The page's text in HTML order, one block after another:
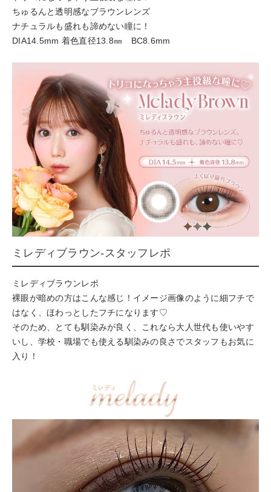
ちゅるんと透明感なブラウンレンズ
ナチュラルも盛れも諦めない瞳に！
DIA14.5mm 着色直径13.8㎜ BC8.6mm
ミレディブラウン-スタッフレポ
ミレディブラウンレポ
裸眼が暗めの方はこんな感じ！イメージ画像のように細フチで
はなく、ほわっとしたフチになります♡
そのため、とても馴染みが良く、これなら大人世代も使いやす
いし、学校・職場でも使える馴染みの良さでスタッフもお気に
入り！